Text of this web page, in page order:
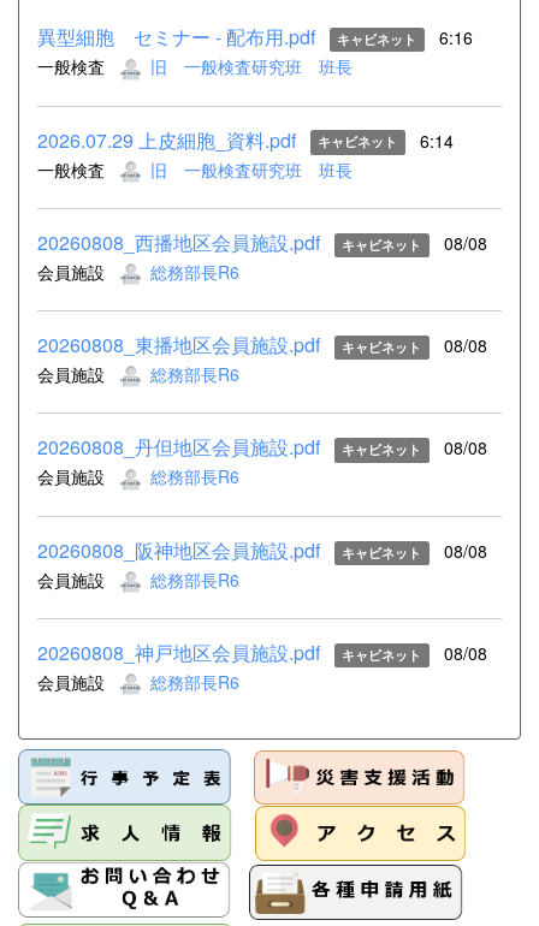
異型細胞 セミナー - 配布用.pdf キャビネット
6:16
一般検査
旧 一般検査研究班 班長
2026.07.29 上皮細胞_資料.pdf キャビネット
6:14
一般検査
旧 一般検査研究班 班長
20260808_西播地区会員施設.pdf キャビネット
08/08
会員施設
総務部長R6
20260808_東播地区会員施設.pdf キャビネット
08/08
会員施設
総務部長R6
20260808_丹但地区会員施設.pdf キャビネット
08/08
会員施設
総務部長R6
20260808_阪神地区会員施設.pdf キャビネット
08/08
会員施設
総務部長R6
20260808_神戸地区会員施設.pdf キャビネット
08/08
会員施設
総務部長R6